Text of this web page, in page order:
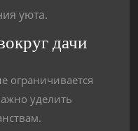
уюта.
дачи
ограничивается
уделить